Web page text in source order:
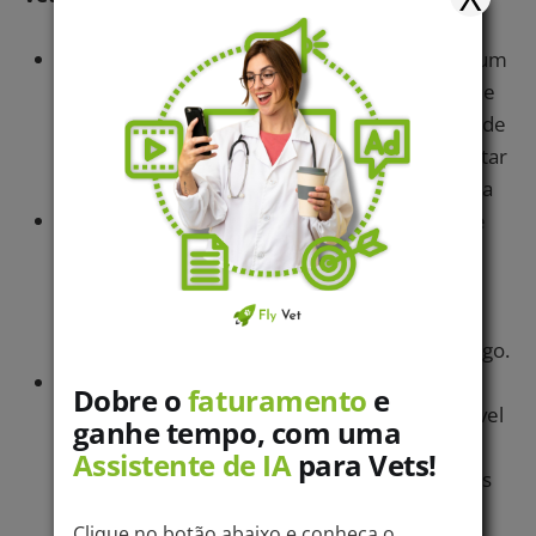
Cadastro Estadual de Vigilância Sanitária:
um
conjunto de dados de um estabelecimento que
desenvolve atividade de interesse à saúde, onde
pelo menos um dos profissionais deverá constar
como responsável técnico da clínica veterinária
Cadastro no CNES:
o CNES é um registro que
todos os estabelecimentos que oferecem
serviços relacionados à área da saúde devem
possuir, obrigatoriamente. Saiba mais sobre
neste artigo.
órgão de saúde competente (geralmente a nível
municipal) que permite o funcionamento dos
estabelecimentos que desenvolvem atividades
Dobre ofaturamento e
ganhe tempo, com uma
Assistente de IApara Vets!